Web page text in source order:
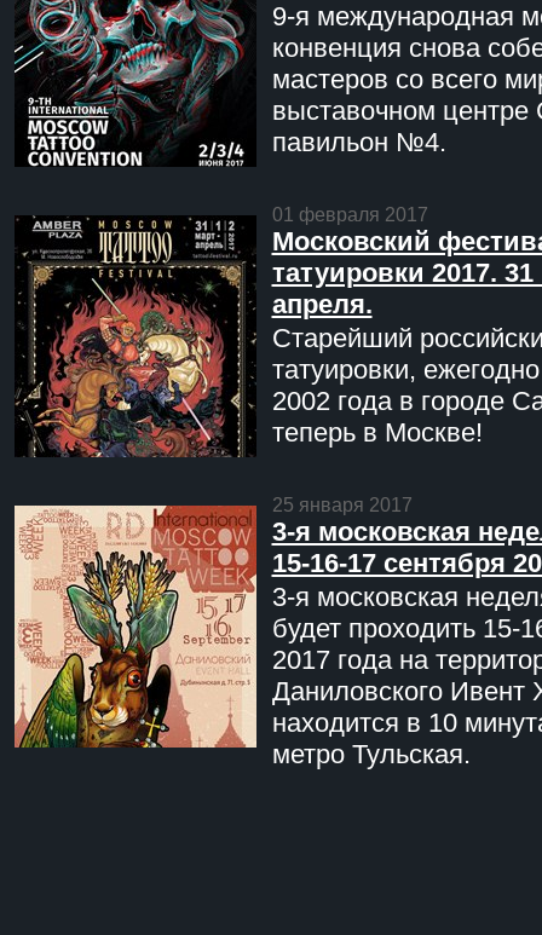
9-я международная
конвенция снова
мастеров со всего
выставочном центре
павильон №4.
01 февраля 2017
Московский
татуировки 2017. 31
апреля.
Старейший
татуировки,
2002 года в городе
теперь в Москве!
25 января 2017
3-я московская
15-16-17 сентября
3-я московская
будет проходить 15-
2017 года на
Даниловского Ивент
находится в 10
метро Тульская.